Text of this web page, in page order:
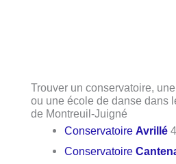
Trouver un conservatoire,
ou une école de danse dans
de Montreuil-Juigné
ConservatoireAvrillé
Conservatoire